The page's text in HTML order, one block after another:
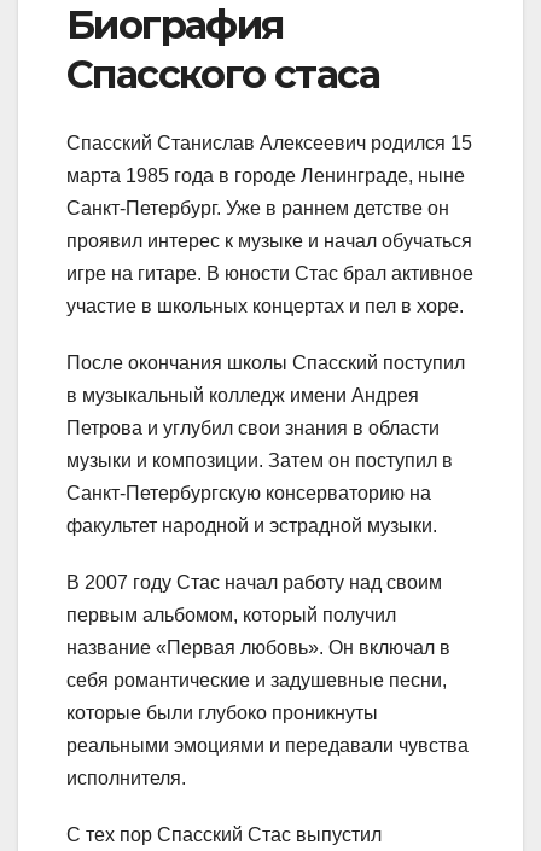
Биография
Спасского стаса
Спасский Станислав Алексеевич родился 15
марта 1985 года в городе Ленинграде, ныне
Санкт-Петербург. Уже в раннем детстве он
проявил интерес к музыке и начал обучаться
игре на гитаре. В юности Стас брал активное
участие в школьных концертах и пел в хоре.
После окончания школы Спасский поступил
в музыкальный колледж имени Андрея
Петрова и углубил свои знания в области
музыки и композиции. Затем он поступил в
Санкт-Петербургскую консерваторию на
факультет народной и эстрадной музыки.
В 2007 году Стас начал работу над своим
первым альбомом, который получил
название «Первая любовь». Он включал в
себя романтические и задушевные песни,
которые были глубоко проникнуты
реальными эмоциями и передавали чувства
исполнителя.
С тех пор Спасский Стас выпустил